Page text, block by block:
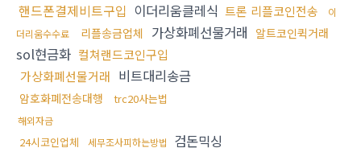
핸드폰결제비트구입 이더리움클레식 트론 리플코인전송
이
더리움수수료
리플송금업체 가상화폐선물거래 알트코인퀵거래
sol현금화 컬쳐랜드코인구입
가상화폐선물거래 비트대리송금
암호화폐전송대행 trc20사는법
해외자금
24시코인업체 세무조사피하는방법 검돈믹싱